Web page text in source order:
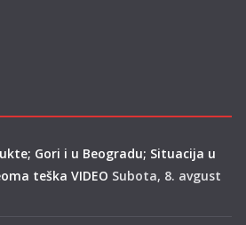
Gori i u Beogradu; Situacija u
teška VIDEO Subota, 8. avgust